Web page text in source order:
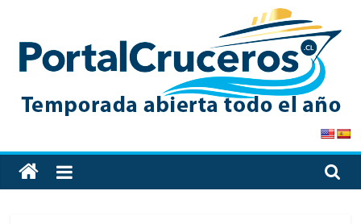
content
PortalCruceros
Toda
la